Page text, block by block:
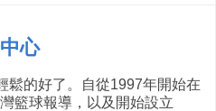
心
鬆的好了。自從1997年開始在
籃球報導，以及開始設立